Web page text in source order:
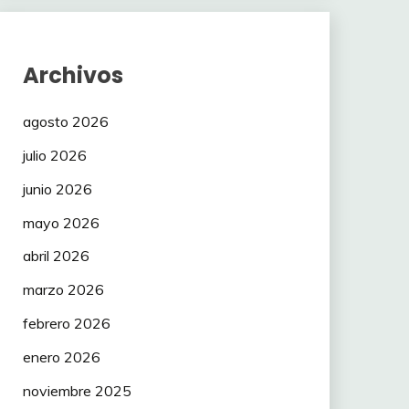
Archivos
agosto 2026
julio 2026
junio 2026
mayo 2026
abril 2026
marzo 2026
febrero 2026
enero 2026
noviembre 2025